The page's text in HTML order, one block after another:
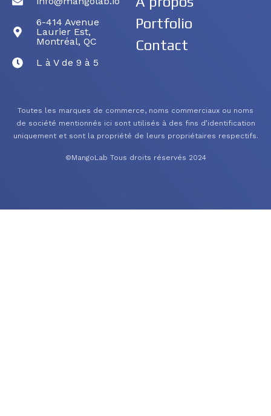
6-414 Avenue
Laurier Est,
Montréal, QC
L à V de 9 à 5
Portfolio
Contact
Toutes les marques de commerce, noms commerciaux ou noms
de société mentionnés ici sont utilisés à des fins d’identification
uniquement et sont la propriété de leurs propriétaires respectifs.
©MangoLab Tous droits réservés 2024